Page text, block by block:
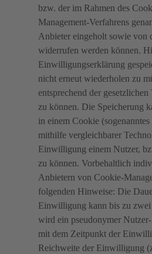
bzw. der im Rahmen des
Management-Verfahrens
Anbieter eingeholt sowie von
widerrufen werden können.
Einwilligungserklärung
nicht erneut wiederholen zu
entsprechend der
zu können. Die Speicherung
in einem Cookie
mithilfe vergleichbarer
Einwilligung einem Nutzer,
zu können. Vorbehaltlich
Anbietern von Cookie-
folgenden Hinweise: Die
Einwilligung kann bis zu zwei
wird ein pseudonymer
mit dem Zeitpunkt der
Reichweite der Einwilligung